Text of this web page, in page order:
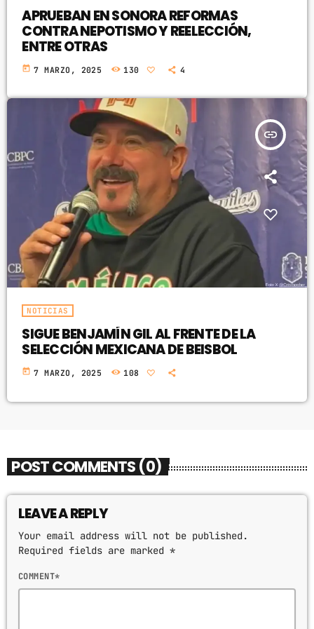
APRUEBAN EN SONORA REFORMAS
CONTRA NEPOTISMO Y REELECCIÓN,
ENTRE OTRAS
today 7 MARZO, 2025 130 4
insert_link
NOTICIAS
SIGUE BENJAMÍN GIL AL FRENTE DE LA
SELECCIÓN MEXICANA DE BEISBOL
today 7 MARZO, 2025 108
POST COMMENTS (0)
LEAVE A REPLY
Your email address will not be published.
Required fields are marked *
COMMENT*